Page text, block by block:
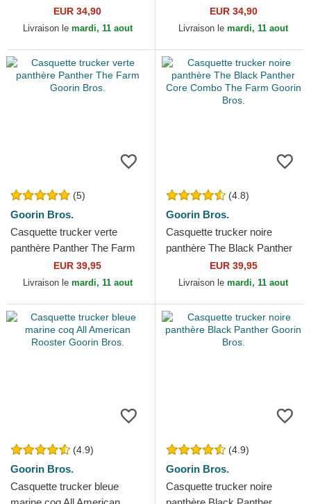
EUR 34,90
Livraison le mardi, 11 aout
EUR 34,90
Livraison le mardi, 11 aout
(5)
Goorin Bros.
Casquette trucker verte
panthère Panther The Farm
Goorin Bros.EUR 39,95
Livraison le mardi, 11 aout
(4.8)
Goorin Bros.
Casquette trucker noire
panthère The Black Panther
Core Combo The Farm
Goorin Bros.
EUR 39,95
Livraison le mardi, 11 aout
(4.9)
Goorin Bros.
Casquette trucker bleue
(4.9)
Goorin Bros.
Casquette trucker noire